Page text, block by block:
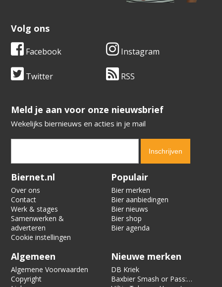
Volg ons
Facebook Instagram
Twitter RSS
​​​​​​​Meld je aan voor onze nieuwsbrief
Wekelijks biernieuws en acties in je mail
Verification code:
Biernet.nl
Over ons
Contact
Werk & stages
Samenwerken &
adverteren
Cookie instellingen
Populair
Bier merken
Bier aanbiedingen
Bier nieuws
Bier shop
Bier agenda
Algemeen
Algemene Voorwaarden
Copyright
Nieuwe merken
DB Kriek
Baxbier Smash or Pass: